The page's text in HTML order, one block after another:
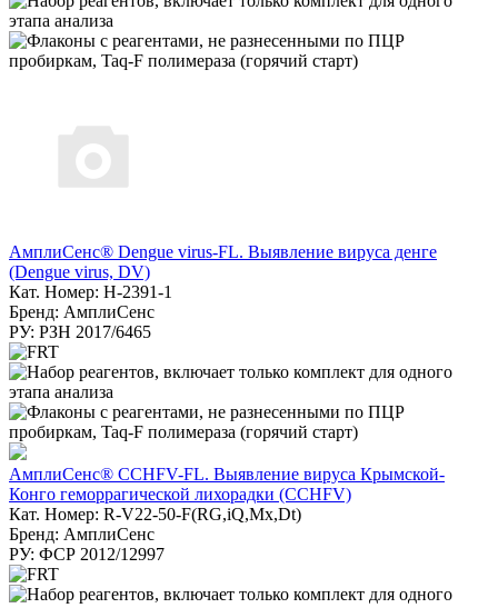
АмплиСенс® Dengue virus-FL. Выявление вируса денге
(Dengue virus, DV)
Кат. Номер: Н-2391-1
Бренд: АмплиСенс
РУ: РЗН 2017/6465
АмплиСенс® CCHFV-FL. Выявление вируса Крымской-
Конго геморрагической лихорадки (CCHFV)
Кат. Номер: R-V22-50-F(RG,iQ,Mx,Dt)
Бренд: АмплиСенс
РУ: ФСР 2012/12997